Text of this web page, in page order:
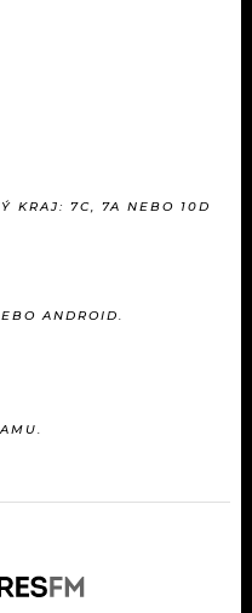
KRAJ: 7C, 7A NEBO 10D
ANDROID.